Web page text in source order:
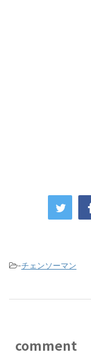
-チェンソーマン
comment